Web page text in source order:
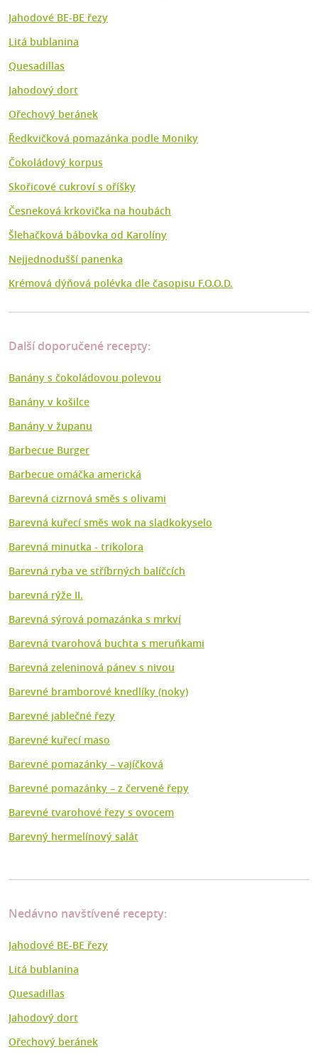
Jahodové BE-BE řezy
Litá bublanina
Quesadillas
Jahodový dort
Ořechový beránek
Ředkvičková pomazánka podle Moniky
Čokoládový korpus
Skořicové cukroví s oříšky
Česneková krkovička na houbách
Šlehačková bábovka od Karolíny
Nejjednodušší panenka
Krémová dýňová polévka dle časopisu F.O.O.D.
Další doporučené recepty:
Banány s čokoládovou polevou
Banány v košilce
Banány v županu
Barbecue Burger
Barbecue omáčka americká
Barevná cizrnová směs s olivami
Barevná kuřecí směs wok na sladkokyselo
Barevná minutka - trikolora
Barevná ryba ve stříbrných balíčcích
barevná rýže II.
Barevná sýrová pomazánka s mrkví
Barevná tvarohová buchta s meruňkami
Barevná zeleninová pánev s nivou
Barevné bramborové knedlíky (noky)
Barevné jablečné řezy
Barevné kuřecí maso
Barevné pomazánky – vajíčková
Barevné pomazánky – z červené řepy
Barevné tvarohové řezy s ovocem
Barevný hermelínový salát
Nedávno navštívené recepty:
Jahodové BE-BE řezy
Litá bublanina
Quesadillas
Jahodový dort
Ořechový beránek